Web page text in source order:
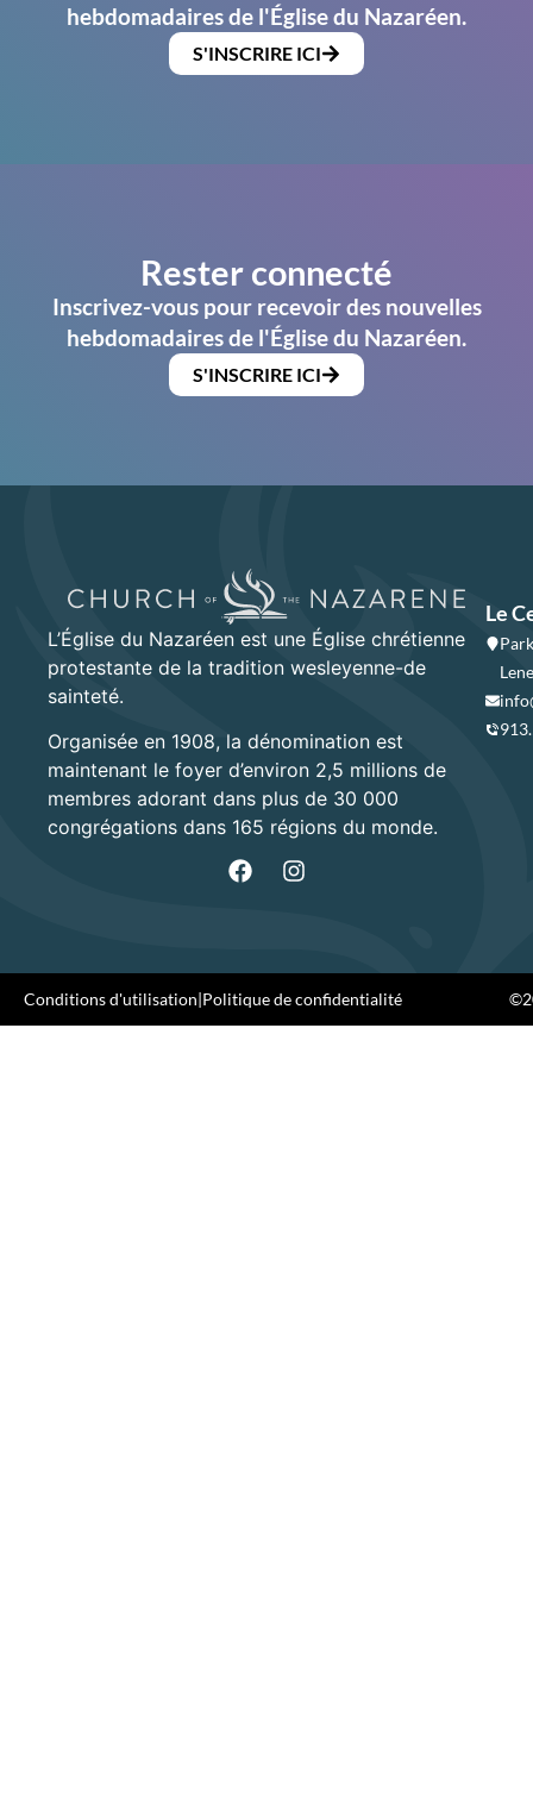
hebdomadaires de l'Église du Nazaréen.
S'INSCRIRE ICI
Rester connecté
Inscrivez-vous pour recevoir des nouvelles
hebdomadaires de l'Église du Nazaréen.
S'INSCRIRE ICI
L’Église du Nazaréen est une Église chrétienne
protestante de la tradition wesleyenne-de
sainteté.
Organisée en 1908, la dénomination est
maintenant le foyer d’environ 2,5 millions de
membres adorant dans plus de 30 000
congrégations dans 165 régions du monde.
Le
Conditions d'utilisation|Politique de confidentialité